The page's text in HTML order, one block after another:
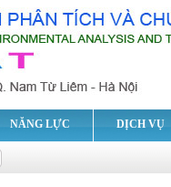
NĂNG LỰC DỊCH VỤ